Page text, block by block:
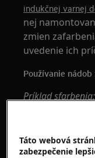
indukčnej varnej
nej
zmien
uvedenie ich
Používanie
Príklad sfarbenia:
Táto webová
zabezpečenie